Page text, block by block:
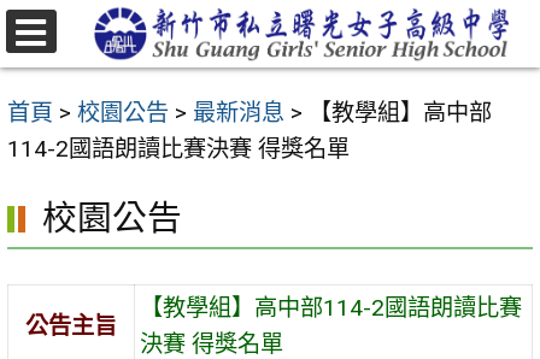
跳
至
要
內
區
首頁 > 校園公告 > 最新消息 >
【教學組】高中部
114-2國語朗讀比賽決賽 得獎名單
校園公告
公告主旨
【教學組】高中部114-2國語朗讀比賽
決賽 得獎名單
選
單